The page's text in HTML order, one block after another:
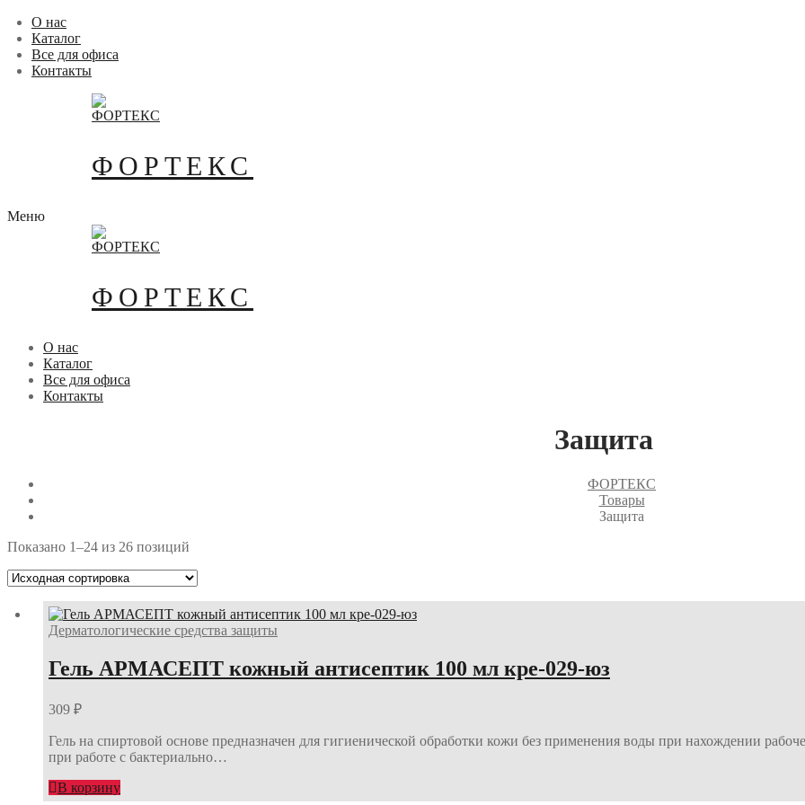
Перейти
содержимому
Меню
Закрыть
О нас
Каталог
Все для офиса
Контакты
ФОРТЕКС
Меню
ФОРТЕКС
О нас
Каталог
Все для офиса
Контакты
Защита
ФОРТЕКС
Товары
Защита
Показано 1–24 из 26 позиций
Дерматологические средства защиты
Гель АРМАСЕПТ кожный антисептик 100 мл кре-029-юз
309 ₽
Гель на спиртовой основе предназначен для гигиенической обработки кожи без применения воды при нахождении
при работе с бактериально…
В корзину